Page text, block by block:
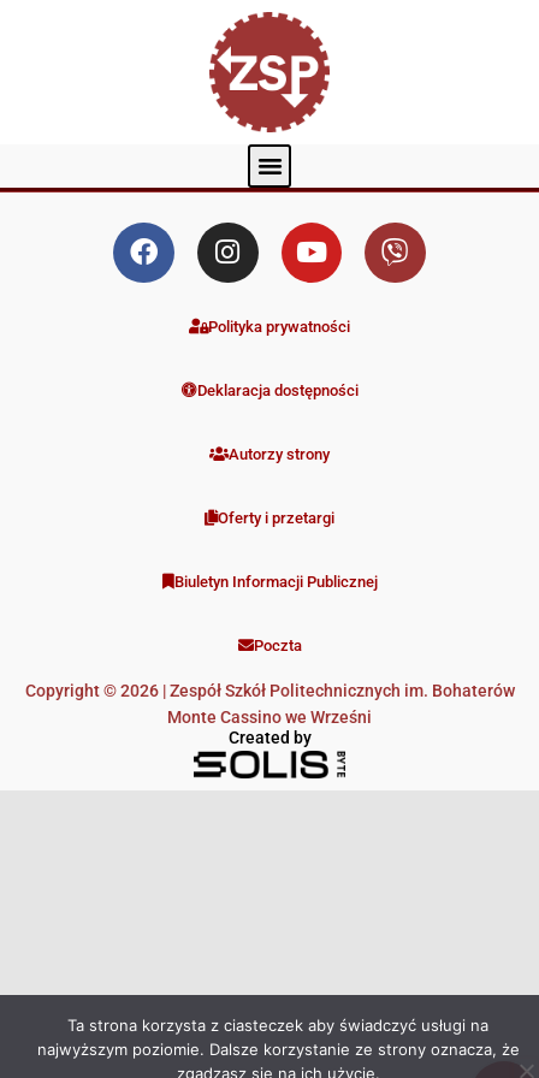
Polityka prywatności
Deklaracja dostępności
Autorzy strony
Oferty i przetargi
Biuletyn Informacji Publicznej
Poczta
Copyright © 2026 | Zespół Szkół Politechnicznych im. Bohaterów
Monte Cassino we Wrześni
Created by
Ta strona korzysta z ciasteczek aby świadczyć usługi na
najwyższym poziomie. Dalsze korzystanie ze strony oznacza, że
zgadzasz się na ich użycie.